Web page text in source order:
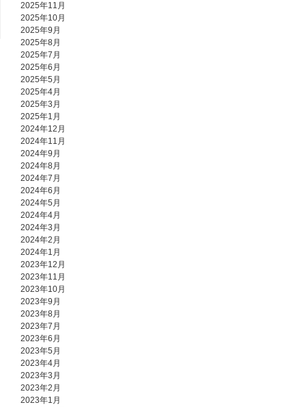
2025年11月
2025年10月
2025年9月
2025年8月
2025年7月
2025年6月
2025年5月
2025年4月
2025年3月
2025年1月
2024年12月
2024年11月
2024年9月
2024年8月
2024年7月
2024年6月
2024年5月
2024年4月
2024年3月
2024年2月
2024年1月
2023年12月
2023年11月
2023年10月
2023年9月
2023年8月
2023年7月
2023年6月
2023年5月
2023年4月
2023年3月
2023年2月
2023年1月